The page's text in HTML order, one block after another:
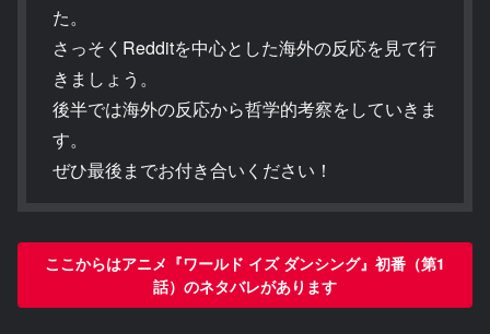
た。
さっそくRedditを中心とした海外の反応を見て行
きましょう。
後半では海外の反応から哲学的考察をしていきま
す。
ぜひ最後までお付き合いください！
ここからはアニメ『ワールド イズ ダンシング』初番（第1
話）のネタバレがあります